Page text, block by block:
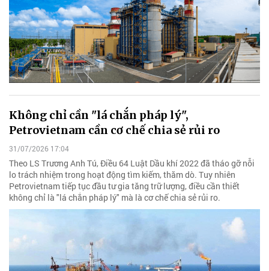
Không chỉ cần "lá chắn pháp lý",
Petrovietnam cần cơ chế chia sẻ rủi ro
31/07/2026 17:04
Theo LS Trương Anh Tú, Điều 64 Luật Dầu khí 2022 đã tháo gỡ nỗi
lo trách nhiệm trong hoạt động tìm kiếm, thăm dò. Tuy nhiên
Petrovietnam tiếp tục đầu tư gia tăng trữ lượng, điều cần thiết
không chỉ là "lá chắn pháp lý" mà là cơ chế chia sẻ rủi ro.